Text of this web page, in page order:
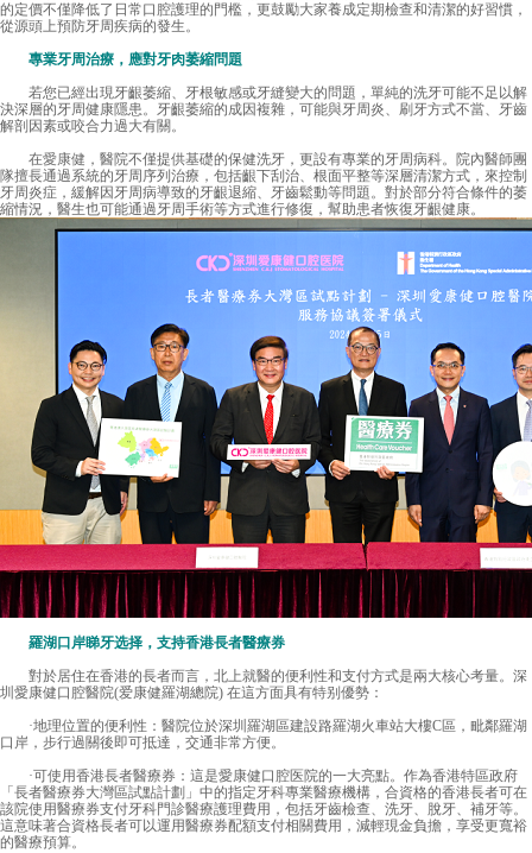
的定價不僅降低了日常口腔護理的門檻，更鼓勵大家養成定期檢查和清潔的好習慣，
從源頭上預防牙周疾病的發生。
專業牙周治療，應對牙肉萎縮問題
若您已經出現牙齦萎縮、牙根敏感或牙縫變大的問題，單純的洗牙可能不足以解
決深層的牙周健康隱患。牙齦萎縮的成因複雜，可能與牙周炎、刷牙方式不當、牙齒
解剖因素或咬合力過大有關。
在愛康健 ，醫院不僅提供基礎的保健洗牙，更設有專業的牙周病科。院內醫師團
隊擅長通過系統的牙周序列治療，包括齦下刮治、根面平整等深層清潔方式，來控制
牙周炎症，緩解因牙周病導致的牙齦退縮、牙齒鬆動等問題。對於部分符合條件的萎
縮情況，醫生也可能通過牙周手術等方式進行修復，幫助患者恢復牙齦健康。
羅湖口岸睇牙选择，支持香港長者醫療券
對於居住在香港的長者而言，北上就醫的便利性和支付方式是兩大核心考量。深
圳愛康健口腔醫院(爱康健羅湖總院) 在這方面具有特别優勢：
·地理位置的便利性：醫院位於深圳羅湖區建設路羅湖火車站大樓C區，毗鄰羅湖
口岸，步行過關後即可抵達，交通非常方便。
·可使用香港長者醫療券：這是愛康健口腔医院的一大亮點。作為香港特區政府
「長者醫療券大灣區試點計劃」中的指定牙科專業醫療機構，合資格的香港長者可在
該院使用醫療券支付牙科門診醫療護理費用，包括牙齒檢查、洗牙、脫牙、補牙等。
這意味著合資格長者可以運用醫療券配額支付相關費用，減輕現金負擔，享受更寬裕
的醫療預算。